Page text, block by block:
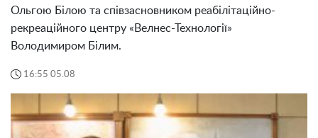
Ольгою Білою та співзасновником реабілітаційно-
рекреаційного центру «Велнес-Технології»
Володимиром Білим.
16:55 05.08